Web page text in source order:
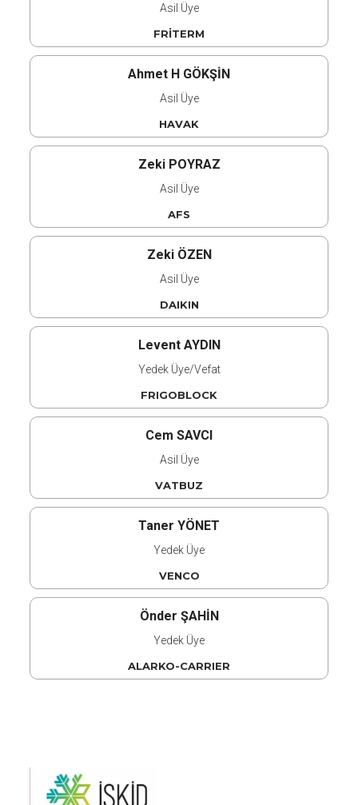
Asil Üye
FRİTERM
Ahmet H GÖKŞİN
Asil Üye
HAVAK
Zeki POYRAZ
Asil Üye
AFS
Zeki ÖZEN
Asil Üye
DAIKIN
Levent AYDIN
Yedek Üye/Vefat
FRIGOBLOCK
Cem SAVCI
Asil Üye
VATBUZ
Taner YÖNET
Yedek Üye
VENCO
Önder ŞAHİN
Yedek Üye
ALARKO-CARRIER